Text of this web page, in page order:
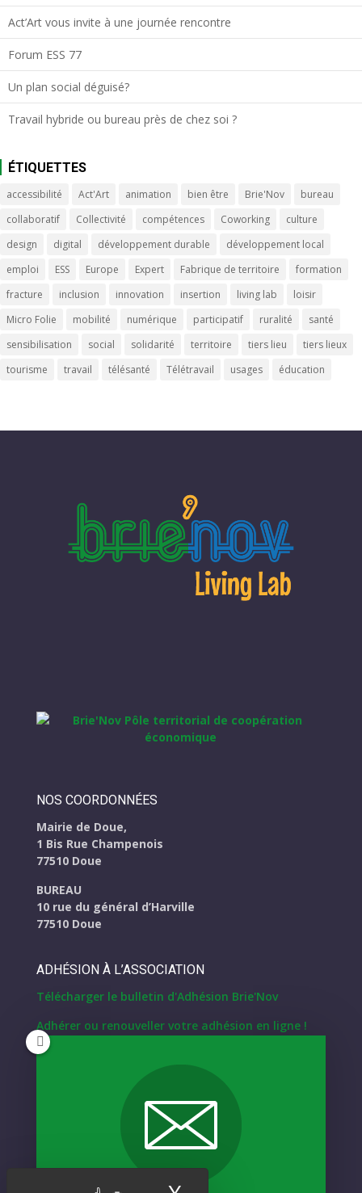
Act’Art vous invite à une journée rencontre
Forum ESS 77
Un plan social déguisé?
Travail hybride ou bureau près de chez soi ?
ÉTIQUETTES
accessibilité Act'Art animation bien être Brie'Nov
bureau
collaboratif
Collectivité compétences Coworking
culture
design
digital développement durable
développement local
emploi
ESS Europe Expert Fabrique de territoire
formation
fracture
inclusion innovation insertion living lab
loisir
Micro Folie
mobilité numérique participatif ruralité
santé
sensibilisation
social solidarité territoire tiers lieu
tiers lieux
tourisme
travail télésanté Télétravail usages éducation
NOS COORDONNÉES
Mairie de Doue,
1 Bis Rue Champenois
77510 Doue
BUREAU
10 rue du général d’Harville
77510 Doue
ADHÉSION À L’ASSOCIATION
Télécharger le bulletin d'Adhésion Brie'Nov
Adhérer ou renouveller votre adhésion en ligne !
Formulaire de contact